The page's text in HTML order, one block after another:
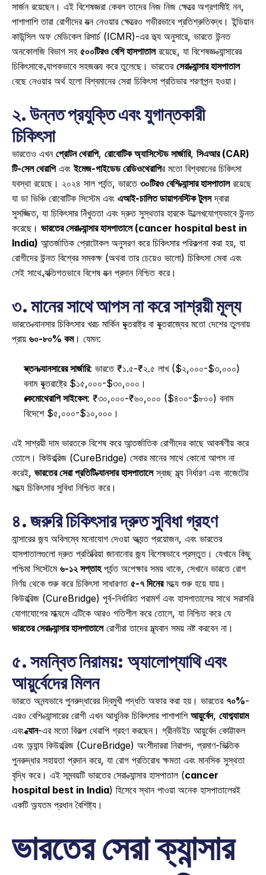
সার্জন রয়েছেন। এই বিশেষজ্ঞরা কেবল তাদের নিজ নিজ ক্ষেত্রে অগ্রগামীই নন,
পাশাপাশি তারা রোগীদের যত্ন নেওয়ার ক্ষেত্রেও গভীরভাবে প্রতিশ্রুতিবদ্ধ। ইন্ডিয়ান
কাউন্সিল অফ মেডিকেল রিসার্চ (ICMR)-এর তথ্য অনুসারে, ভারতে উন্নত
অনকোলজি বিভাগ সহ ৫০০টিরও বেশি হাসপাতাল রয়েছে, যা বিশেষজ্ঞ ক্যান্সারের
চিকিৎসাকে ব্যাপকভাবে সহজলভ্য করে তুলেছে। ভারতের সেরা ক্যান্সার হাসপাতাল
বেছে নেওয়ার অর্থ হলো বিশ্বমানের সেরা চিকিৎসা প্রতিভার শরণাপন্ন হওয়া।
২. উন্নত প্রযুক্তি এবং যুগান্তকারী
চিকিৎসা
ভারতেও এখন প্রোটন থেরাপি, রোবোটিক অ্যাসিস্টেড সার্জারি, সিএআর (CAR)
টি-সেল থেরাপি এবং ইমেজ-গাইডেড রেডিওথেরাপির মতো বিশ্বমানের চিকিৎসা
ব্যবস্থা রয়েছে। ২০২৪ সাল পর্যন্ত, ভারতে ৩০টিরও বেশি ক্যান্সার হাসপাতাল রয়েছে
যা ডা ভিঞ্চি রোবোটিক সিস্টেম এবং এআই-চালিত ডায়াগনস্টিক টুলস দ্বারা
সুসজ্জিত, যা চিকিৎসার নিঁখুততা এবং দ্রুত সুস্থতার হারকে উল্লেখযোগ্যভাবে উন্নত
করেছে। ভারতের সেরা ক্যান্সার হাসপাতালে (cancer hospital best in
India) আন্তর্জাতিক প্রোটোকল অনুসরণ করে চিকিৎসার পরিকল্পনা করা হয়, যা
রোগীদের উন্নত বিশ্বের সমকক্ষ (অথবা তার চেয়েও ভালো) চিকিৎসা সেবা এবং
সেই সাথে ব্যক্তিগতভাবে বিশেষ যত্ন প্রদান নিশ্চিত করে।
৩. মানের সাথে আপস না করে সাশ্রয়ী মূল্য
ভারতে ক্যানসার চিকিৎসার খরচ মার্কিন যুক্তরাষ্ট্র বা যুক্তরাজ্যের মতো দেশের তুলনায়
প্রায় ৬০-৮০% কম। যেমন:
স্তন ক্যানসারের সার্জারি: ভারতে ₹১.৫-₹২.৫ লাখ ($২,০০০-$৩,০০০)
বনাম যুক্তরাষ্ট্রে $১৫,০০০-$৩০,০০০।
কেমোথেরাপি সাইকেল: ₹৩০,০০০-₹৬০,০০০ ($৪০০-$৮০০) বনাম
বিদেশে $৫,০০০-$১০,০০০।
এই সাশ্রয়ী দাম ভারতকে বিশেষ করে আন্তর্জাতিক রোগীদের কাছে আকর্ষণীয় করে
তোলে। কিউরব্রিজ (CureBridge) সেবার মানের সাথে কোনো আপস না
করেই, ভারতের সেরা প্রতিটি ক্যানসার হাসপাতালে স্বচ্ছ মূল্য নির্ধারণ এবং বাজেটের
মধ্যে চিকিৎসার সুবিধা নিশ্চিত করে।
৪. জরুরি চিকিৎসার দ্রুত সুবিধা গ্রহণ
ক্যান্সারের জন্য অবিলম্বে মনোযোগ দেওয়া অত্যন্ত প্রয়োজন, এবং ভারতের
হাসপাতালগুলো দ্রুত প্রতিক্রিয়া জানানোর জন্য বিশেষভাবে প্রস্তুত। যেখানে কিছু
পশ্চিমা সিস্টেমে ৬-১২ সপ্তাহ পর্যন্ত অপেক্ষার সময় থাকে, সেখানে ভারতে রোগ
নির্ণয় থেকে শুরু করে চিকিৎসা সাধারণত ৫-৭ দিনের মধ্যে শুরু হয়ে যায়।
কিউরব্রিজ (CureBridge) পূর্ব-নির্ধারিত পরামর্শ এবং হাসপাতালের সাথে সরাসরি
ভারতের সেরা ক্যান্সার হাসপাতালে রোগীরা তাদের মূল্যবান সময় নষ্ট করবেন না।
৫. সমন্বিত নিরাময়: অ্যালোপ্যাথি এবং
আয়ুর্বেদের মিলন
ভারতে অনন্যভাবে পুনরুদ্ধারের দ্বিমুখী পদ্ধতি অফার করা হয়। ভারতের ৭০%-
এরও বেশি ক্যান্সারের রোগী এখন আধুনিক চিকিৎসার পাশাপাশি আয়ুর্বেদ, যোগব্যায়াম
এবং ধ্যান-এর মতো বিকল্প থেরাপি গ্রহণ করছেন। গ্রীনউইচ আয়ুর্বেদ কোট্টাকল
এবং অন্যান্য কিউরব্রিজ (CureBridge) অংশীদাররা নিরাপদ, প্রমাণ-ভিত্তিক
পুনরুদ্ধার সহায়তা প্রদান করে, যা রোগ প্রতিরোধ ক্ষমতা এবং মানসিক সুস্থতা
বৃদ্ধি করে। এই সমন্বয়টি ভারতের সেরা ক্যান্সার হাসপাতাল (cancer
hospital best in India) হিসেবে স্থান পাওয়া অনেক হাসপাতালেরই
একটি অন্যতম প্রধান বৈশিষ্ট্য।
ভারতের সেরা ক্যান্সার